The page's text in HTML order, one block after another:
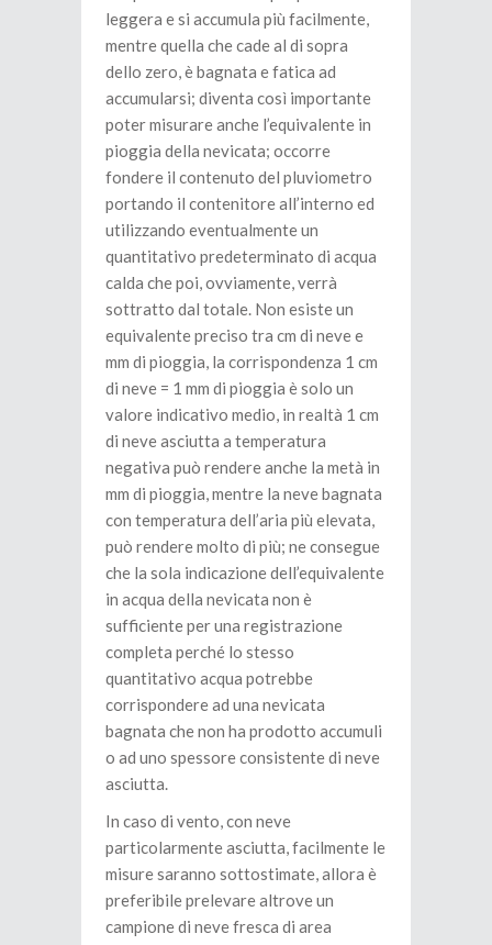
leggera e si accumula più facilmente,
mentre quella che cade al di sopra
dello zero, è bagnata e fatica ad
accumularsi; diventa così importante
poter misurare anche l’equivalente in
pioggia della nevicata; occorre
fondere il contenuto del pluviometro
portando il contenitore all’interno ed
utilizzando eventualmente un
quantitativo predeterminato di acqua
calda che poi, ovviamente, verrà
sottratto dal totale. Non esiste un
equivalente preciso tra cm di neve e
mm di pioggia, la corrispondenza 1 cm
di neve = 1 mm di pioggia è solo un
valore indicativo medio, in realtà 1 cm
di neve asciutta a temperatura
negativa può rendere anche la metà in
mm di pioggia, mentre la neve bagnata
con temperatura dell’aria più elevata,
può rendere molto di più; ne consegue
che la sola indicazione dell’equivalente
in acqua della nevicata non è
sufficiente per una registrazione
completa perché lo stesso
quantitativo acqua potrebbe
corrispondere ad una nevicata
bagnata che non ha prodotto accumuli
o ad uno spessore consistente di neve
asciutta.
In caso di vento, con neve
particolarmente asciutta, facilmente le
misure saranno sottostimate, allora è
preferibile prelevare altrove un
campione di neve fresca di area